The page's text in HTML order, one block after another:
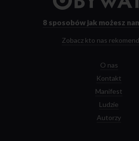
8 sposobów jak możesz
Zobacz kto nas
O nas
Kontakt
Manifest
Ludzie
Autorzy